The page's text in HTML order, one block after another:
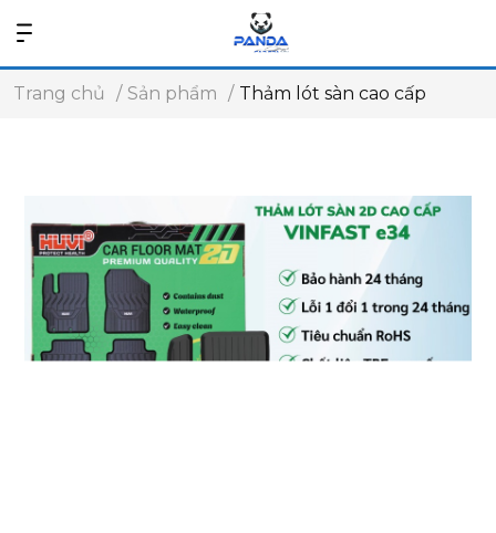
Trang chủ Sản phẩm Thảm lót sàn cao cấp